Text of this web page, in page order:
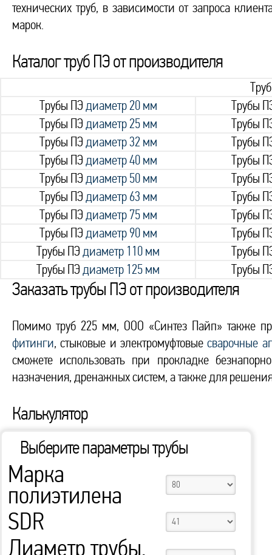
технических труб, в зависимости от запроса
марок.
Каталог труб ПЭ от производителя
Трубы ПЭ диаметр 20 мм
Трубы
Трубы ПЭ диаметр 25 мм
Трубы
Трубы ПЭ диаметр 32 мм
Трубы
Трубы ПЭ диаметр 40 мм
Трубы
Трубы ПЭ диаметр 50 мм
Трубы
Трубы ПЭ диаметр 63 мм
Трубы
Трубы ПЭ диаметр 75 мм
Трубы
Трубы ПЭ диаметр 90 мм
Трубы
Трубы ПЭ диаметр 110 мм
Трубы
Трубы ПЭ диаметр 125 мм Трубы
Заказать трубы ПЭ от производителя
Помимо труб 225 мм, ООО «Синтез Пайп» также
фитинги, стыковые и электромуфтовыесварочные
сможете использовать при прокладке
назначения, дренажных систем, а также для
Калькулятор
Выберите параметры трубы
Марка
полиэтилена
SDR
Диаметр трубы,